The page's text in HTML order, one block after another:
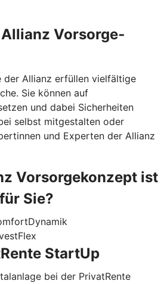
Allianz Vorsorge­
der Allianz erfüllen vielfältige
Sie können auf
und dabei Sicherheiten
selbst mitgestalten oder
und Experten der Allianz
Vorsorgekonzept ist
Sie?
StartUp
bei der PrivatRente